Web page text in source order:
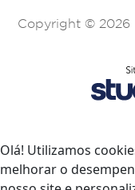
Copyright © 2026
Olá! Utilizamos
melhorar o